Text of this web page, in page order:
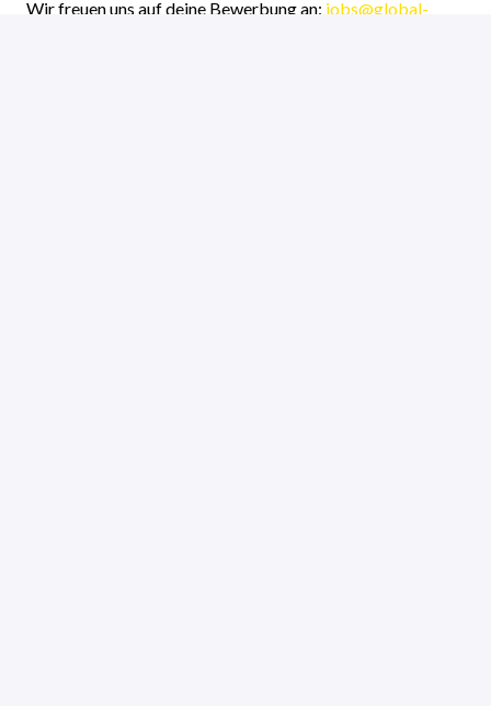
Wir freuen uns auf deine Bewerbung an: jobs@global-